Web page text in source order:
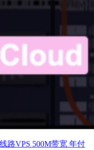
路VPS 500M带宽 年付